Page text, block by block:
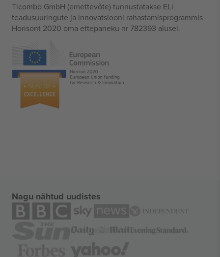
Ticombo GmbH (emettevõte) tunnustatakse ELi
teadusuuringute ja innovatsiooni rahastamisprogrammis
Horisont 2020 oma ettepaneku nr 782393 alusel.
Nagu nähtud uudistes